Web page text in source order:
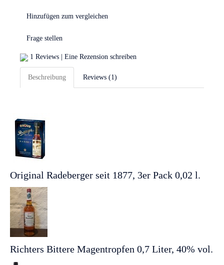
Hinzufügen zum vergleichen
Frage stellen
1 Reviews Eine Rezension schreiben
Beschreibung Reviews (1)
Original Radeberger seit 1877, 3er Pack 0,02 l.
Richters Bittere Magentropfen 0,7 Liter, 40% vol.